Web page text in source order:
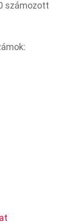
számozott